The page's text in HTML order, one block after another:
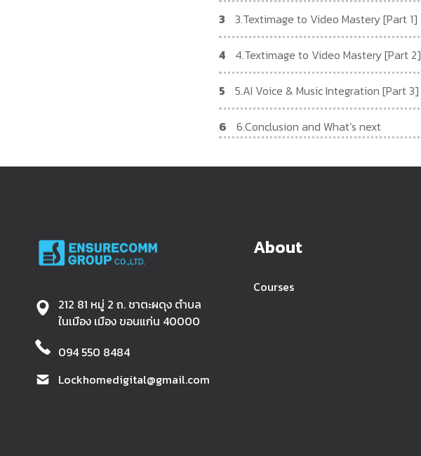
3 3.Textimage to Video Mastery [Part 1]
4 4.Textimage to Video Mastery [Part 2]
5 5.AI Voice & Music Integration [Part 3]
6 6.Conclusion and What’s next
212 81 หมู่ 2 ถ. ชาตะผดุง ตำบล
ในเมือง เมือง ขอนแก่น 40000
094 550 8484
Lockhomedigital@gmail.com
About
Courses